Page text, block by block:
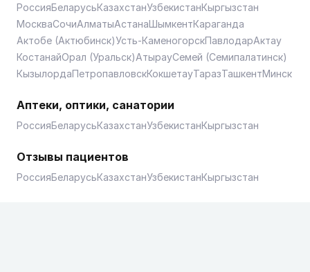
РоссияБеларусьКазахстанУзбекистанКыргызстан
МоскваСочиАлматыАстанаШымкентКараганда
Актобе (Актюбинск)Усть-КаменогорскПавлодарАктау
КостанайОрал (Уральск)АтырауСемей (Семипалатинск)
КызылордаПетропавловскКокшетауТаразТашкентМинск
Аптеки, оптики, санатории
РоссияБеларусьКазахстанУзбекистанКыргызстан
Отзывы пациентов
РоссияБеларусьКазахстанУзбекистанКыргызстан